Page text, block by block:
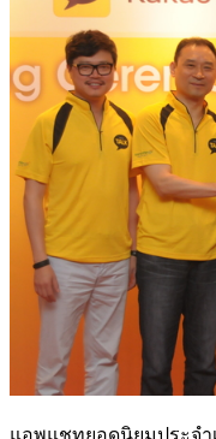
แอพแชทยอดนิยมประจำ